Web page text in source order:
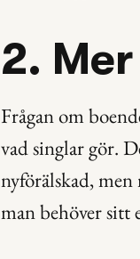
2.
Frågan om
vad singlar gör.
nyförälskad,
man behöver sitt